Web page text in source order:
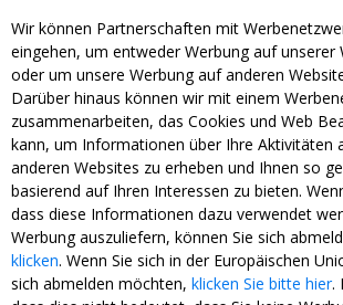
Wir können Partnerschaften mit
eingehen, um entweder Werbung auf unserer
oder um unsere Werbung auf anderen
Darüber hinaus können wir mit einem
zusammenarbeiten, das Cookies und Web
kann, um Informationen über Ihre Aktivitäten
anderen Websites zu erheben und Ihnen so
basierend auf Ihren Interessen zu bieten.
dass diese Informationen dazu verwendet
Werbung auszuliefern, können Sie sich
klicken. Wenn Sie sich in der Europäischen
sich abmelden möchten, klicken Sie bitte hier.